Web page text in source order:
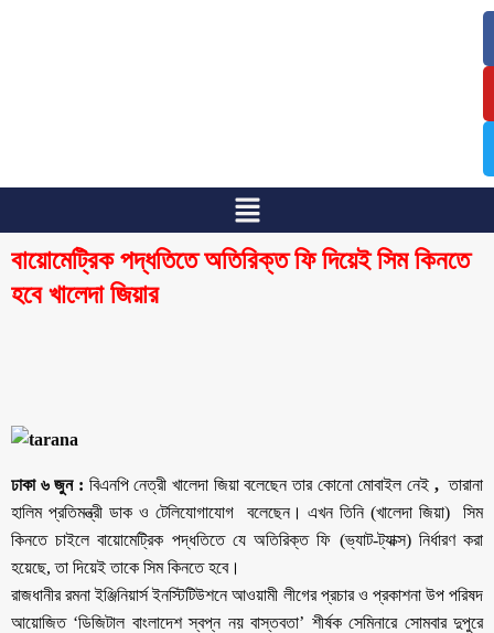
বায়োমেট্রিক পদ্ধতিতে অতিরিক্ত ফি দিয়েই সিম কিনতে
হবে খালেদা জিয়ার
ঢাকা ৬ জুন : বিএনপি নেত্রী খালেদা জিয়া বলেছেন তার কোনো মোবাইল নেই ,তারানা
হালিম প্রতিমন্ত্রী ডাক ও টেলিযোগাযোগ বলেছেন। এখন তিনি (খালেদা জিয়া) সিম
কিনতে চাইলে বায়োমেট্রিক পদ্ধতিতে যে অতিরিক্ত ফি (ভ্যাট-ট্যাক্স) নির্ধারণ করা
হয়েছে, তা দিয়েই তাকে সিম কিনতে হবে।
রাজধানীর রমনা ইঞ্জিনিয়ার্স ইনস্টিটিউশনে আওয়ামী লীগের প্রচার ও প্রকাশনা উপ পরিষদ
আয়োজিত ‘ডিজিটাল বাংলাদেশ স্বপ্ন নয় বাস্তবতা’ শীর্ষক সেমিনারে সোমবার দুপুরে